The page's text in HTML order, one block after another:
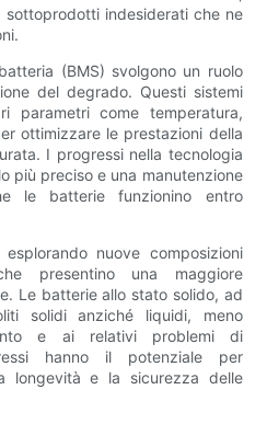
indesiderati che ne
(BMS) svolgono un ruolo
del degrado. Questi sistemi
parametri come temperatura,
ottimizzare le prestazioni della
I progressi nella tecnologia
più preciso e una manutenzione
le batterie funzionino entro
nuove composizioni
presentino una maggiore
Le batterie allo stato solido, ad
solidi anziché liquidi, meno
e ai relativi problemi di
hanno il potenziale per
longevità e la sicurezza delle